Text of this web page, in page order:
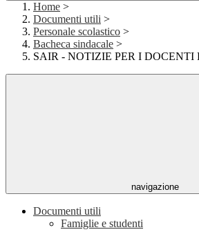
Home >
Documenti utili >
Personale scolastico >
Bacheca sindacale >
SAIR - NOTIZIE PER I DOCENTI
navigazione
Documenti utili
Famiglie e studenti